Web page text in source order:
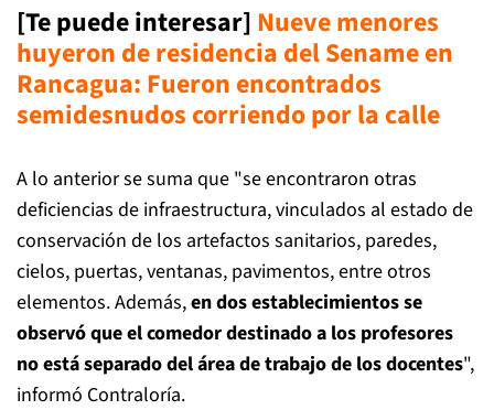
[Te puede interesar] Nueve menores
huyeron de residencia del Sename en
Rancagua: Fueron encontrados
semidesnudos corriendo por la calle
A lo anterior se suma que "se encontraron otras
deficiencias de infraestructura, vinculados al estado de
conservación de los artefactos sanitarios, paredes,
cielos, puertas, ventanas, pavimentos, entre otros
elementos. Además,en dos establecimientos se
observó que el comedor destinado a los profesores
no está separado del área de trabajo de los docentes",
informó Contraloría.